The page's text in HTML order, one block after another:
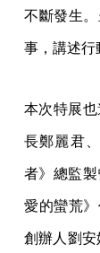
不斷發生
事，講述行
本次特展
長鄭麗君
者》總監
愛的蠻荒
創辦人劉安